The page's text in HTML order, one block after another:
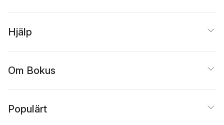
Hjälp
Om Bokus
Populärt